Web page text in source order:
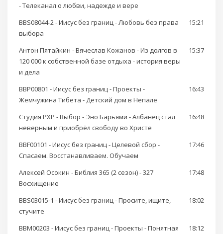
- Телеканал о любви, надежде и вере
BBS08044-2 - Иисус без границ - Любовь без права
выбора
15:21
Антон Пятайкин - Вячеслав Кожанов - Из долгов в
120 000 к собственной базе отдыха - история веры
и дела
15:37
BBP00801 - Иисус без границ - Проекты -
Жемчужина Тибета - Детский дом в Непале
16:43
Студия РХР - Выбор - Эно Барьями - Албанец стал
неверным и приобрёл свободу во Христе
16:48
BBF00101 - Иисус без границ - Целевой сбор -
Спасаем. Восстанавливаем. Обучаем
17:46
Алексей Осокин - Библия 365 (2 сезон) - 327
Восхищение
17:48
BBS03015-1 - Иисус без границ - Просите, ищите,
стучите
18:02
BBM00203 - Иисус без границ - Проекты - Понятная
18:12